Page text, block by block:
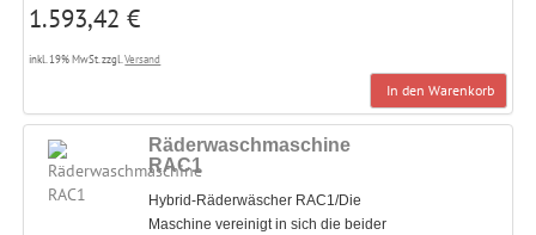
1.593,42 €
inkl. 19% MwSt. zzgl.Versand
In den Warenkorb
Räderwaschmaschine
RAC1
Hybrid-Räderwäscher RAC1/Die
Maschine vereinigt in sich die beider